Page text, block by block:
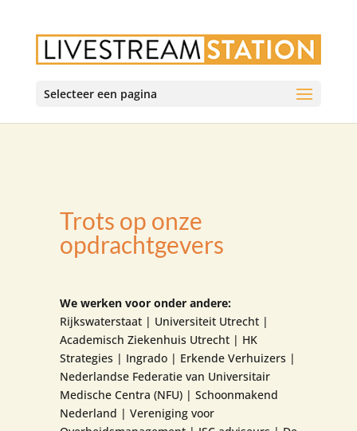
Selecteer een pagina
Trots op onze
opdrachtgevers
We werken voor onder andere:
Rijkswaterstaat | Universiteit Utrecht |
Academisch Ziekenhuis Utrecht | HK
Strategies | Ingrado | Erkende Verhuizers |
Nederlandse Federatie van Universitair
Medische Centra (NFU) | Schoonmakend
Nederland | Vereniging voor